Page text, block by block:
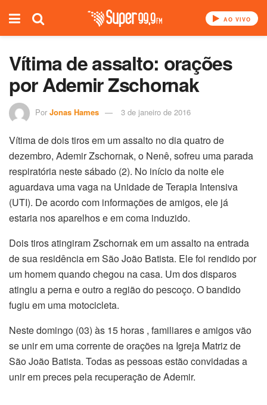
AO VIVO
Vítima de assalto: orações
por Ademir Zschornak
Por Jonas Hames 3 de janeiro de 2016
Vítima de dois tiros em um assalto no dia quatro de
dezembro, Ademir Zschornak, o Nenê, sofreu uma parada
respiratória neste sábado (2). No início da noite ele
aguardava uma vaga na Unidade de Terapia Intensiva
(UTI). De acordo com informações de amigos, ele já
estaria nos aparelhos e em coma induzido.
Dois tiros atingiram Zschornak em um assalto na entrada
de sua residência em São João Batista. Ele foi rendido por
um homem quando chegou na casa. Um dos disparos
atingiu a perna e outro a região do pescoço. O bandido
fugiu em uma motocicleta.
Neste domingo (03) às 15 horas , familiares e amigos vão
se unir em uma corrente de orações na Igreja Matriz de
São João Batista. Todas as pessoas estão convidadas a
unir em preces pela recuperação de Ademir.